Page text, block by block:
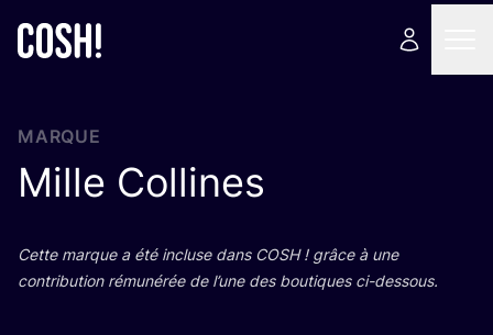
MARQUE
Mille Collines
Cette marque a été incluse dans COSH! grâce à une
contri­bu­tion rému­né­rée de l’une des bou­tiques ci-dessous.